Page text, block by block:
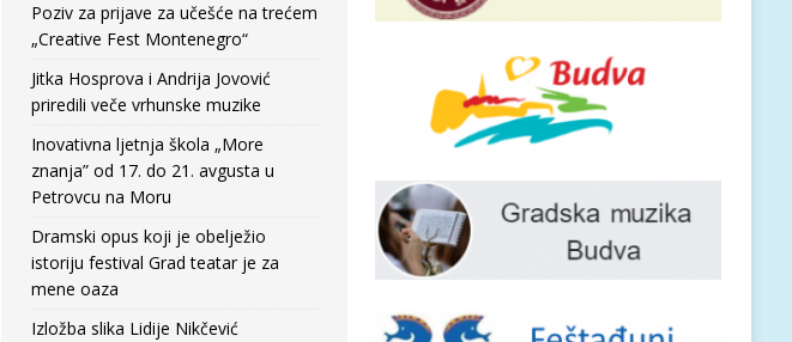
Poziv za prijave za učešće na trećem
„Creative Fest Montenegro“
Jitka Hosprova i Andrija Jovović
priredili veče vrhunske muzike
Inovativna ljetnja škola „More
znanja” od 17. do 21. avgusta u
Petrovcu na Moru
Dramski opus koji je obelježio
istoriju festival Grad teatar je za
mene oaza
Izložba slika Lidije Nikčević